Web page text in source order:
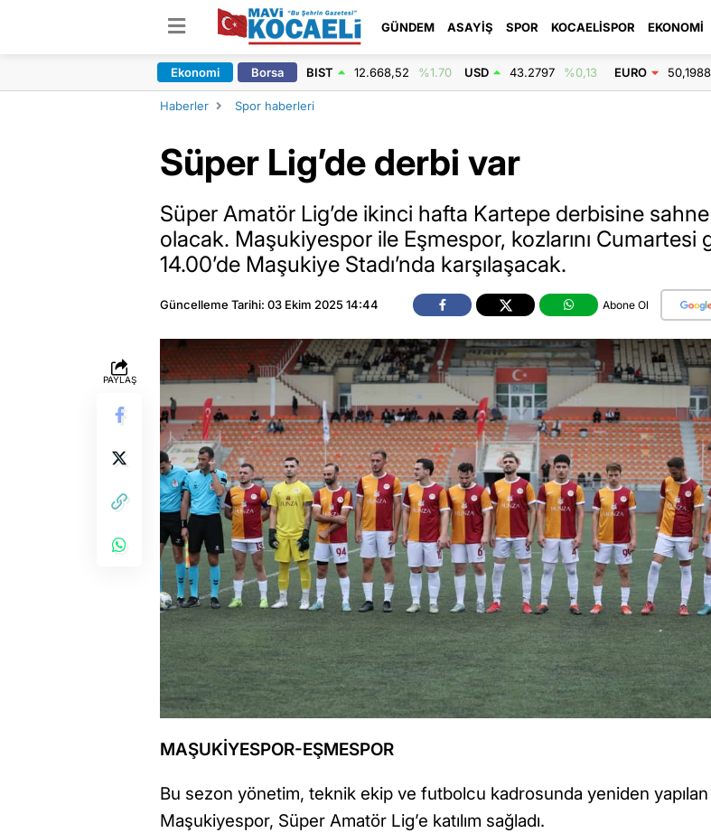
GÜNDEM ASAYIŞ SPOR KOCAELISPOR EKONOMI
Ekonomi Borsa BIST 12.668,52 %1.70 USD 43.2797 %0,13 EURO 50,1988
Haberler Spor haberleri
PAYLAŞ
Süper Lig’de derbi var
Süper Amatör Lig’de ikinci hafta Kartepe derbisine sahne
olacak. Maşukiyespor ile Eşmespor, kozlarını Cumartesi
14.00’de Maşukiye Stadı’nda karşılaşacak.
Güncelleme Tarihi: 03 Ekim 2025 14:44 Abone Ol
MAŞUKİYESPOR-EŞMESPOR
Bu sezon yönetim, teknik ekip ve futbolcu kadrosunda yeniden yapılan
Maşukiyespor, Süper Amatör Lig’e katılım sağladı.